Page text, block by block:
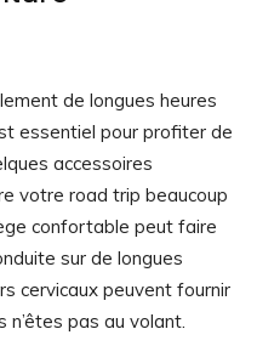
de longues heures
essentiel pour profiter de
accessoires
votre road trip beaucoup
confortable peut faire
sur de longues
cervicaux peuvent fournir
n’êtes pas au volant.